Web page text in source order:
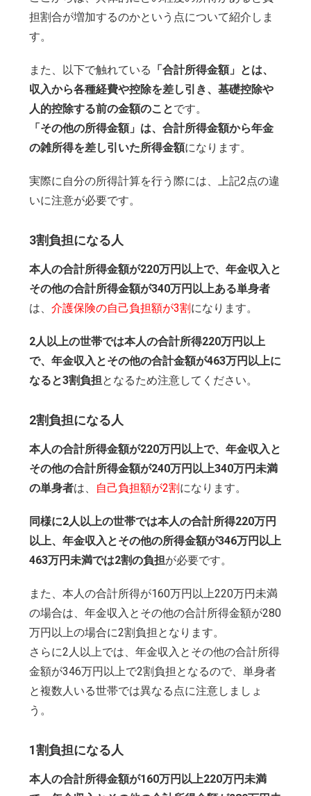
担割合が増加するのかという点について紹介しま
す。
また、以下で触れている 「合計所得金額」とは、
収入から各種経費や控除を差し引き、基礎控除や
人的控除する前の金額のことです。
「その他の所得金額」は、合計所得金額から年金
の雑所得を差し引いた所得金額になります。
実際に自分の所得計算を行う際には、上記2点の違
いに注意が必要です。
3割負担になる人
本人の合計所得金額が220万円以上で、年金収入と
その他の合計所得金額が340万円以上ある単身者
は、 介護保険の自己負担額が3割になります。
2人以上の世帯では本人の合計所得220万円以上
で、年金収入とその他の合計金額が463万円以上に
なると3割負担となるため注意してください。
2割負担になる人
本人の合計所得金額が220万円以上で、年金収入と
その他の合計所得金額が240万円以上340万円未満
の単身者は、 自己負担額が2割になります。
同様に2人以上の世帯では本人の合計所得220万円
以上、年金収入とその他の所得金額が346万円以上
463万円未満では2割の負担が必要です。
また、本人の合計所得が160万円以上220万円未満
の場合は、年金収入とその他の合計所得金額が280
万円以上の場合に2割負担となります。
さらに2人以上では、年金収入とその他の合計所得
金額が346万円以上で2割負担となるので、単身者
と複数人いる世帯では異なる点に注意しましょ
う。
1割負担になる人
本人の合計所得金額が160万円以上220万円未満